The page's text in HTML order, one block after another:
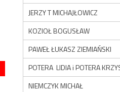
JERZY T MICHAJŁOWICZ
KOZIOŁ BOGUSŁAW
PAWEŁ ŁUKASZ ZIEMIAŃSKI
POTERA LIDIA i POTERA
NIEMCZYK MICHAŁ